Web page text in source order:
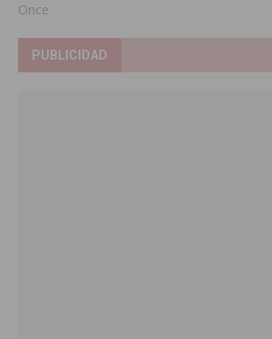
Once
PUBLICIDAD